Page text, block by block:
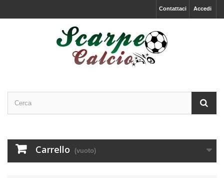
Accedi
Contattaci
Carrello (vuoto)